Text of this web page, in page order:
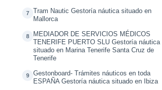
7
Tram Nautic Gestoría náutica situado en
Mallorca
8
MEDIADOR DE SERVICIOS MÉDICOS
TENERIFE PUERTO SLU Gestoría náutica
situado en Marina Tenerife Santa Cruz de
Tenerife
9
Gestonboard- Trámites náuticos en toda
ESPAÑA Gestoría náutica situado en Ibiza